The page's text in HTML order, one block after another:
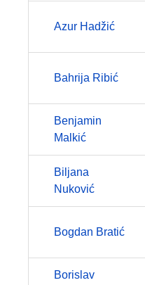
Azur Hadžić
Bahrija Ribić
Benjamin
Malkić
Biljana
Nuković
Bogdan Bratić
Borislav